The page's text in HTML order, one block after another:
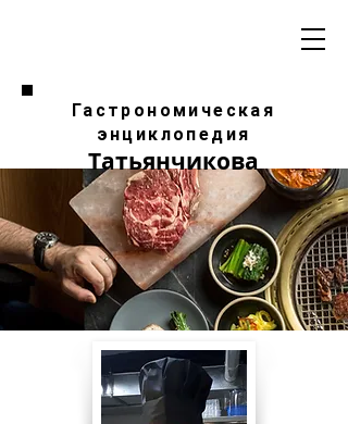
Гастрономическая
энциклопедия
Татьянчикова